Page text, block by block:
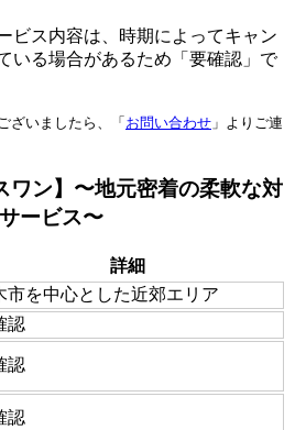
ビス内容は、時期によってキャン
いる場合があるため「要確認」で
ざいましたら、「 お問い合わせ 」よりご連
ワン】〜地元密着の柔軟な対
ービス〜
詳細
市を中心とした近郊エリア
認
認
認